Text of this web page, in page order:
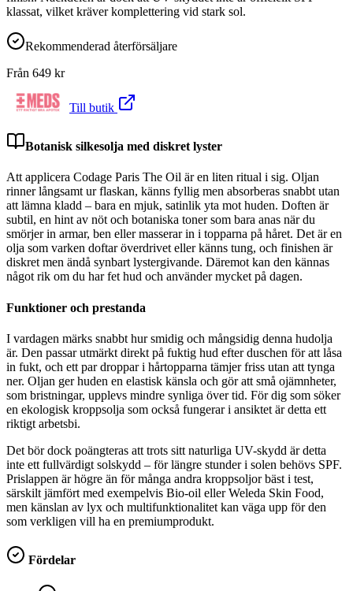
klassat, vilket kräver komplettering vid stark sol.
Rekommenderad återförsäljare
Från 649 kr
Till butik
Botanisk silkesolja med diskret lyster
Att applicera Codage Paris The Oil är en liten ritual i sig. Oljan
rinner långsamt ur flaskan, känns fyllig men absorberas snabbt utan
att lämna kladd – bara en mjuk, satinlik yta mot huden. Doften är
subtil, en hint av nöt och botaniska toner som bara anas när du
smörjer in armar, ben eller masserar in i topparna på håret. Det är en
olja som varken doftar överdrivet eller känns tung, och finishen är
diskret men ändå synbart lystergivande. Däremot kan den kännas
något rik om du har fet hud och använder mycket på dagen.
Funktioner och prestanda
I vardagen märks snabbt hur smidig och mångsidig denna hudolja
är. Den passar utmärkt direkt på fuktig hud efter duschen för att låsa
in fukt, och ett par droppar i hårtopparna tämjer friss utan att tynga
ner. Oljan ger huden en elastisk känsla och gör att små ojämnheter,
som bristningar, upplevs mindre synliga över tid. För dig som söker
en ekologisk kroppsolja som också fungerar i ansiktet är detta ett
riktigt arbetsbi.
Det bör dock poängteras att trots sitt naturliga UV-skydd är detta
inte ett fullvärdigt solskydd – för längre stunder i solen behövs SPF.
Prislappen är högre än för många andra kroppsoljor bäst i test,
särskilt jämfört med exempelvis Bio-oil eller Weleda Skin Food,
men känslan av lyx och multifunktionalitet kan väga upp för den
som verkligen vill ha en premiumprodukt.
Fördelar